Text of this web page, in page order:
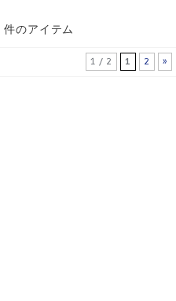
件のアイテム
1 / 2 1 2 »